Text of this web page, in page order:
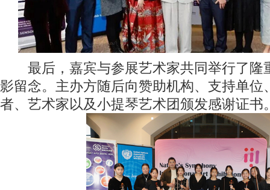
最后，嘉宾与参展艺术家共同举行了隆
影留念。主办方随后向赞助机构、支持单位
者、艺术家以及小提琴艺术团颁发感谢证书